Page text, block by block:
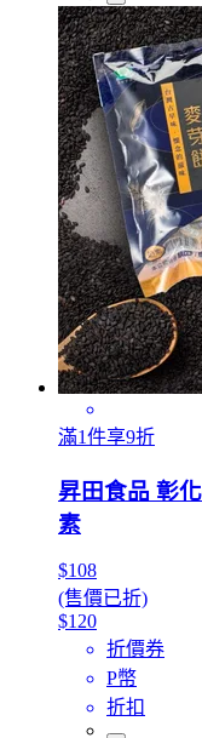
滿1件享9折
昇田食品 彰
素
$108
(售價已折)
$120
折價券
P幣
折扣